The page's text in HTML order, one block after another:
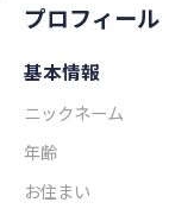
プロフィール
基本情報
ニックネーム
年齢
お住まい